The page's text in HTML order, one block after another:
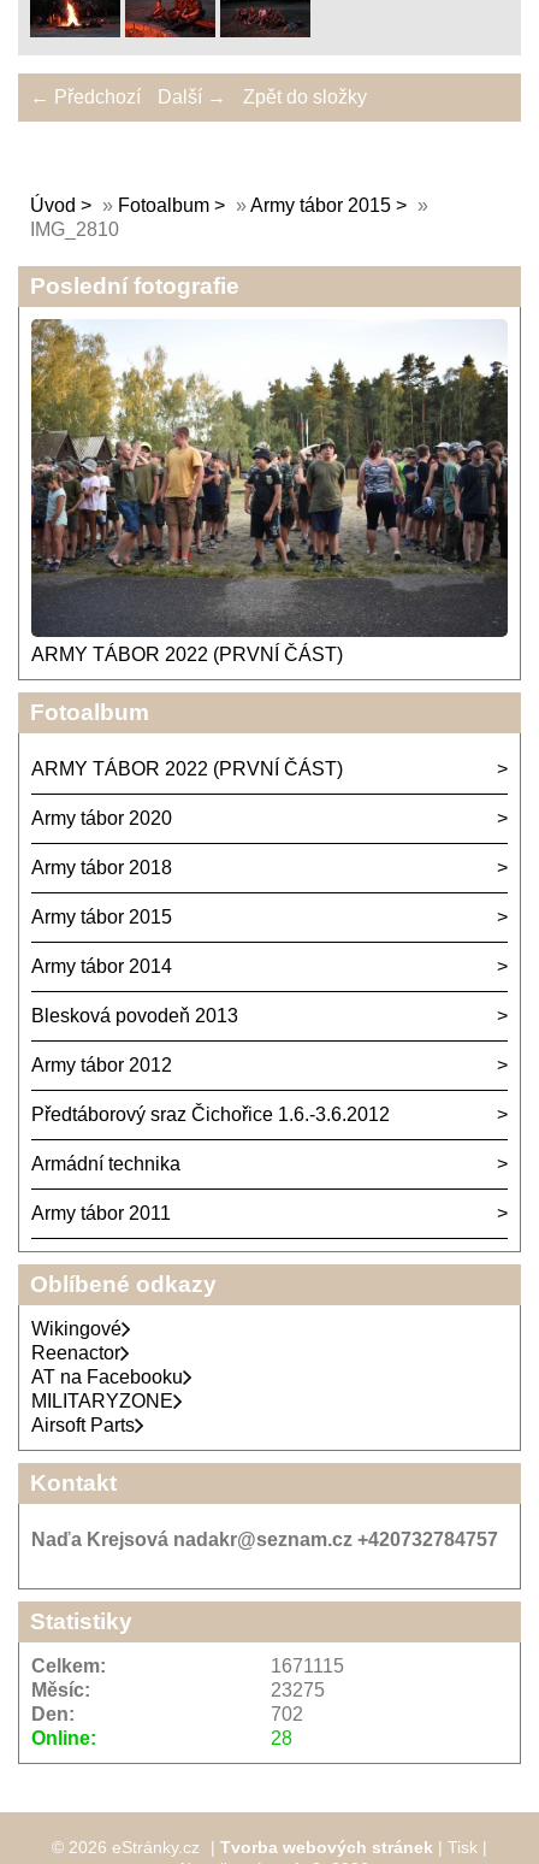
← Předchozí Další → Zpět do složky
Úvod » Fotoalbum »Army tábor 2015
»
IMG_2810
Poslední fotografie
ARMY TÁBOR 2022 (PRVNÍ ČÁST)
Fotoalbum
ARMY TÁBOR 2022 (PRVNÍ ČÁST)
Army tábor 2020
Army tábor 2018
Army tábor 2015
Army tábor 2014
Blesková povodeň 2013
Army tábor 2012
Předtáborový sraz Čichořice 1.6.-3.6.2012
Armádní technika
Army tábor 2011
Oblíbené odkazy
Wikingové
Reenactor
AT na Facebooku
MILITARYZONE
Airsoft Parts
Kontakt
Naďa Krejsová nadakr@seznam.cz +420732784757
Statistiky
Online: 28
Celkem:
1671115
Měsíc:
23275
Den:
702
© 2026 eStránky.cz | Tvorba webových stránek | Tisk |